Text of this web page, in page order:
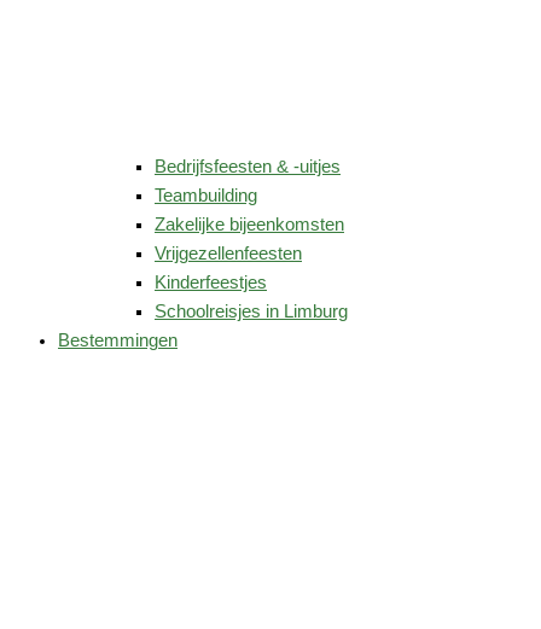
Bedrijfsfeesten & -uitjes
Teambuilding
Zakelijke bijeenkomsten
Vrijgezellenfeesten
Kinderfeestjes
Schoolreisjes in Limburg
Bestemmingen